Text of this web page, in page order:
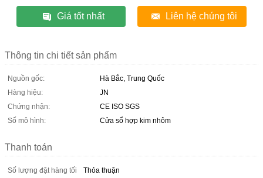
Giá tốt nhất Liên hệ chúng tôi
Thông tin chi tiết sản phẩm
Nguồn gốc:
Hà Bắc, Trung Quốc
Hàng hiệu:
JN
Chứng nhận:
CE ISO SGS
Số mô hình:
Cửa sổ hợp kim nhôm
Thanh toán
Số lượng đặt hàng tối
Thỏa thuận